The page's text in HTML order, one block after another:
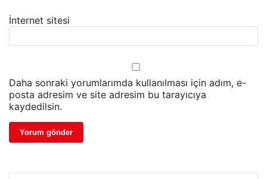
İnternet sitesi
Daha sonraki yorumlarımda kullanılması için adım, e-
posta adresim ve site adresim bu tarayıcıya
kaydedilsin.